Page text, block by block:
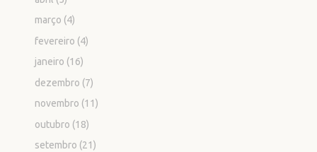
março (4)
fevereiro (4)
janeiro (16)
dezembro (7)
novembro (11)
outubro (18)
setembro (21)